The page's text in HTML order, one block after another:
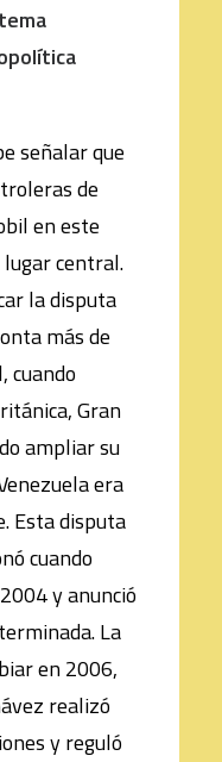
señalar que
de
en este
lugar central.
la disputa
más de
cuando
Gran
ampliar su
era
Esta disputa
cuando
y anunció
La
en 2006,
realizó
y reguló